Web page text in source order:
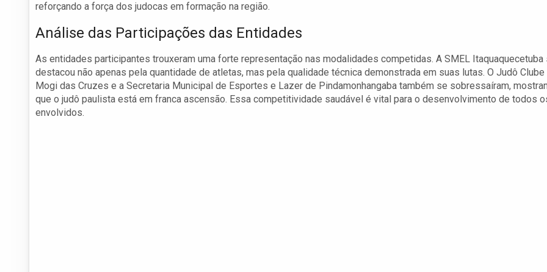
reforçando a força dos judocas em formação na região.
Análise das Participações das Entidades
As entidades participantes trouxeram uma forte representação nas modalidades competidas. A SMEL Itaquaquecetuba
destacou não apenas pela quantidade de atletas, mas pela qualidade técnica demonstrada em suas lutas. O Judô Clube
Mogi das Cruzes e a Secretaria Municipal de Esportes e Lazer de Pindamonhangaba também se sobressaíram,
que o judô paulista está em franca ascensão. Essa competitividade saudável é vital para o desenvolvimento de todos
envolvidos.